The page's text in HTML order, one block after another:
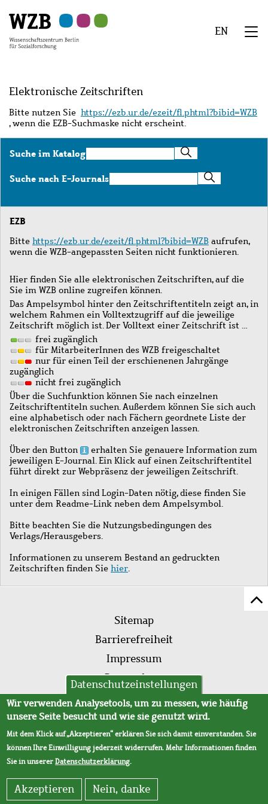
Hauptinhalt
springen
Navigation
springen
Suche
springen
Sekundärnavigation
springen
Fußzeile
springen
EN
Elektronische Zeitschriften
Bitte nutzen Sie https://ezb.ur.de/ezeit/fl.phtml?bibid=WZB
, wenn die EZB-Suchmaske nicht erscheint.
Suche im KatalogSuche
im
Katalog
Suche nach E-JournalsSuche
nach
Journals
EZB
Bitte https://ezb.ur.de/ezeit/fl.phtml?bibid=WZB aufrufen,
wenn die WZB-angepassten Seiten nicht funktionieren.
Hier finden Sie alle elektronischen Zeitschriften, auf die
Sie im WZB online zugreifen können.
Das Ampelsymbol hinter den Zeitschriftentiteln zeigt an, in
welchem Rahmen ein Volltextzugriff auf die jeweilige
Zeitschrift möglich ist. Der Volltext einer Zeitschrift ist …
frei zugänglich
für MitarbeiterInnen des WZB freigeschaltet
nur für einen Teil der erschienenen Jahrgänge
zugänglich
nicht frei zugänglich
Über die Suchfunktion können Sie nach einzelnen
Zeitschriftentiteln suchen. Außerdem können Sie sich auch
eine alphabetisch oder nach Fächern geordnete Liste der
elektronischen Zeitschriften anzeigen lassen.
Über den Button
erhalten Sie genauere Information zum
jeweiligen E-Journal. Ein Klick auf einen Zeitschriftentitel
führt direkt zur Webpräsenz der jeweiligen Zeitschrift.
In einigen Fällen sind Login-Daten nötig, diese finden Sie
unter dem Readme-Link neben dem Ampelsymbol.
Bitte beachten Sie die Nutzungsbedingungen des
Verlags/Herausgebers.
Informationen zu unserem Bestand an gedruckten
Zeitschriften finden Sie hier.
Fußleistenmenü
Sitemap
Barrierefreiheit
Impressum
Datenschutz
AVB
Datenschutzeinstellungen
Wir verwenden Analysetools, um zu messen, wie häufig
unsere Seite besucht und wie sie genutzt wird.
Mit dem Klick auf „Akzeptieren“ erklären Sie sich damit einverstanden. Sie
können Ihre Einwilligung jederzeit widerrufen. Mehr Informationen finden
Sie in unsererDatenschutzerklärung.
Akzeptieren Nein, danke